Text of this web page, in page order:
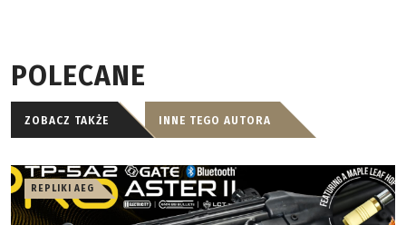
POLECANE
ZOBACZ TAKŻE INNE TEGO AUTORA
REPLIKI AEG